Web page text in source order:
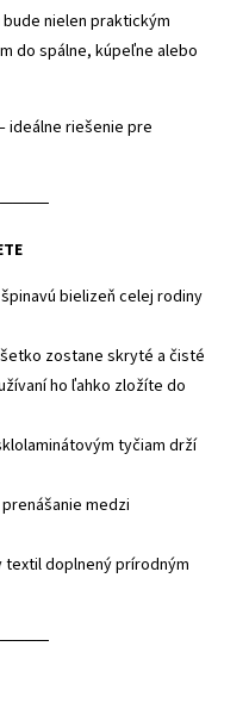
bude nielen praktickým
do spálne, kúpeľne alebo
ideálne riešenie pre
bielizeň celej rodiny
zostane skryté a čisté
ho ľahko zložíte do
tyčiam drží
medzi
textil doplnený prírodným